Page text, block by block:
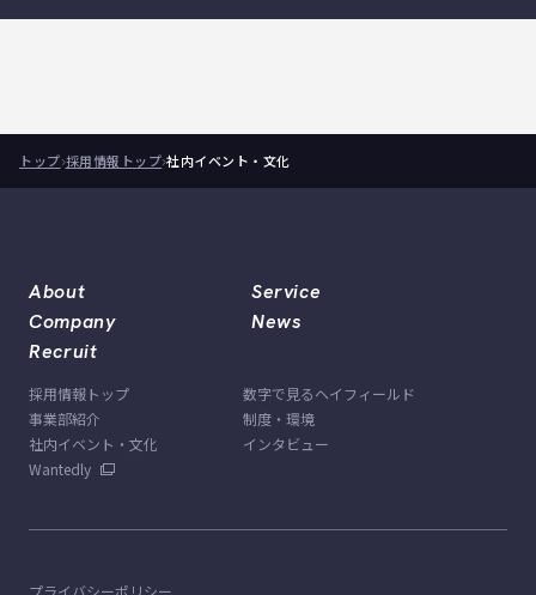
トップ 採用情報トップ 社内イベント・文化
About
Service
Company
News
Recruit
採用情報トップ
数字で見るヘイフィールド
事業部紹介
制度・環境
社内イベント・文化
インタビュー
Wantedly